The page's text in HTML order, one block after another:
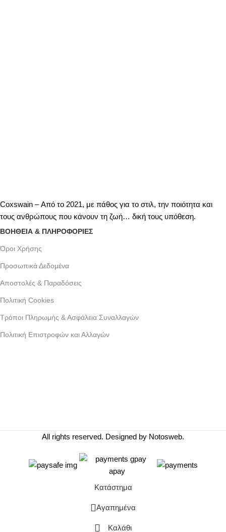
Coxswain – Από το 2021, με πάθος για το στιλ, την ποιότητα και
τους ανθρώπους που κάνουν τη ζωή… δική τους υπόθεση.
ΒΟΗΘΕΙΑ & ΠΛΗΡΟΦΟΡΙΕΣ
Όροι Xρήσης
Προσωπικά Δεδομένα
Αποστολές & Παραδόσεις
Πολιτική Cookies
Τρόποι Πληρωμής & Ασφάλεια Συναλλαγών
Πολιτική Επιστροφών και Αλλαγών
All rights reserved. Designed by Notosweb.
Κατάστημα
Αγαπημένα
Καλάθι